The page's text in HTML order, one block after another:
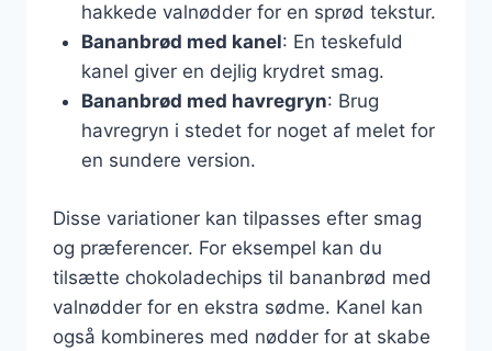
hakkede valnødder for en sprød tekstur.
Bananbrød med kanel: En teskefuld
kanel giver en dejlig krydret smag.
Bananbrød med havregryn: Brug
havregryn i stedet for noget af melet for
en sundere version.
Disse variationer kan tilpasses efter smag
og præferencer. For eksempel kan du
tilsætte chokoladechips til bananbrød med
valnødder for en ekstra sødme. Kanel kan
også kombineres med nødder for at skabe